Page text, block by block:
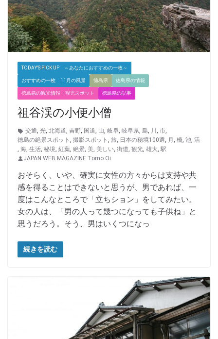
TODAY'S PICK UP ～あなたにおすすめの一枚～
おすすめの一枚 11月の風景 徳島県 徳島県の情報
徳島県の観光情報・観光スポット 徳島県の記事
祖谷渓の小便小僧
交通, 光, 北海道, 吉野, 国道, 山, 岐阜, 岐阜県, 島, 川 , 市,
徳島の絶景スポット , 撮影スポット , 旅, 日本の秘境100選, 月 , 橋, 池, 活
, 海, 生活, 秘境, 紅葉, 絶景, 美, 美しい, 街道, 観光, 雄大, 駅
JAPAN WEB MAGAZINE Tomo Oi
おそらく、いや、確実に女性の方々からは支持や共
感を得ることはできないと思うが、男であれば、一
度はこんなところで「立ちション」をしてみたい。
女の人は、「男の人って幾つになっても子供ね」と
思うだろう。そう、男はいくつになっ
続きを読む